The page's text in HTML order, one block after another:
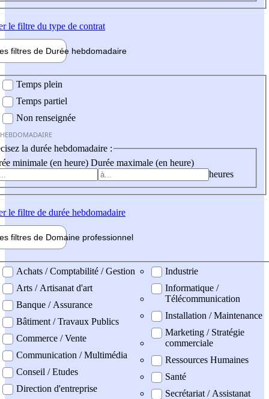
le filtre du type de contrat
filtres de Durée hebdomadaire
Temps plein
Temps partiel
Non renseignée
la durée hebdomadaire :
minimale (en heure) Durée maximale (en heure)
heures
le filtre de durée hebdomadaire
filtres de Domaine professionnel
professionel
Achats / Comptabilité / Gestion
Arts / Artisanat d'art
Banque / Assurance
Bâtiment / Travaux Publics
Commerce / Vente
Communication / Multimédia
Conseil / Etudes
Direction d'entreprise
Industrie
Informatique /
Télécommunication
Installation / Maintenance
Marketing / Stratégie
commerciale
Ressources Humaines
Santé
Secrétariat / Assistanat